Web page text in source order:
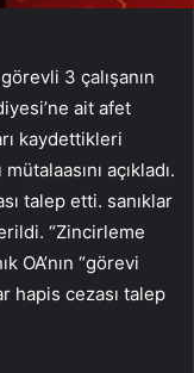
3 çalışanın
ait afet
kaydettikleri
açıkladı.
talep etti. sanıklar
“Zincirleme
OA’nın “görevi
hapis cezası talep